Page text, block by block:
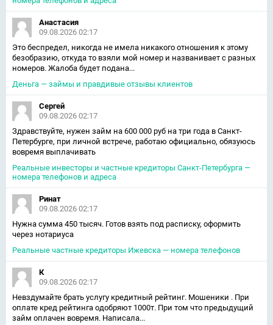
Анастасия
09.08.2026 02:17
Это беспредел, никогда не имела никакого отношения к этому
безобразию, откуда то взяли мой номер и названивает с разных
номеров. Жалоба будет подана...
Деньга — займы и правдивые отзывы клиентов
Сергей
09.08.2026 02:17
Здравствуйте, нужен займ на 600 000 руб на три года в Санкт-
Петербурге, при личной встрече, работаю официально, обязуюсь
вовремя выплачивать
Реальные инвесторы и частные кредиторы Санкт-Петербурга —
номера телефонов и адреса
Ринат
09.08.2026 02:17
Нужна сумма 450 тысяч. Готов взять под расписку, оформить
через нотариуса
Реальные частные кредиторы Ижевска — номера телефонов
К
09.08.2026 02:17
Невздумайте брать услугу кредитный рейтинг. Мошеники . При
оплате кред рейтинга одобряют 1000т. При том что предыдущий
займ оплачен вовремя. Написала...